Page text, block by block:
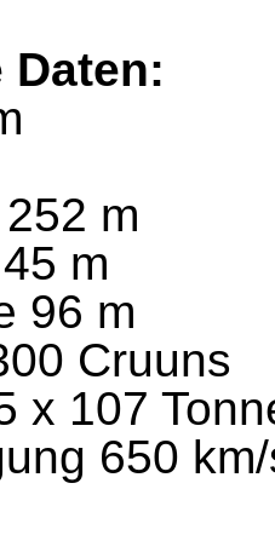
Daten:
m
m
96 m
Cruuns
x 107
650 km/